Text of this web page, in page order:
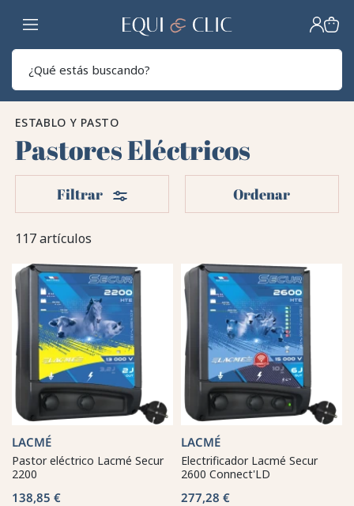
Hogar
ESTABLO Y PASTO
Pastores Eléctricos
117 artículos
Filtrar Filtros Ordenar
LACMÉ
Pastor eléctrico Lacmé Secur
2200
138,85 €
LACMÉ
Electrificador Lacmé Secur
2600 Connect'LD
277,28 €